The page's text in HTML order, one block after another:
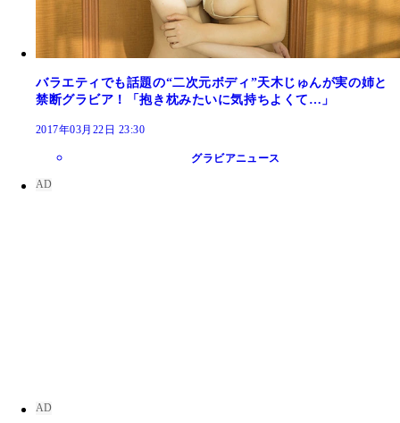
バラエティでも話題の“二次元ボディ”天木じゅんが実の姉と
禁断グラビア！「抱き枕みたいに気持ちよくて…」
2017年03月22日 23:30
グラビアニュース